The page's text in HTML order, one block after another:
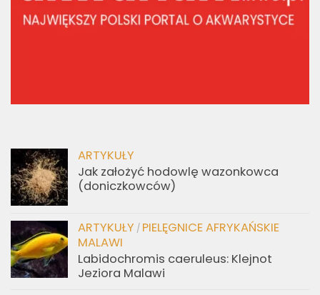
ARTYKUŁY
Jak założyć hodowlę wazonkowca
(doniczkowców)
ARTYKUŁY / PIELĘGNICE AFRYKAŃSKIE
MALAWI
Labidochromis caeruleus: Klejnot
Jeziora Malawi